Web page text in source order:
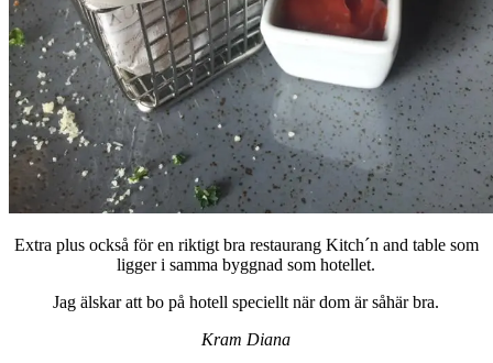
Extra plus också för en riktigt bra restaurang Kitch´n and table som
ligger i samma byggnad som hotellet.
Jag älskar att bo på hotell speciellt när dom är såhär bra.
Kram Diana